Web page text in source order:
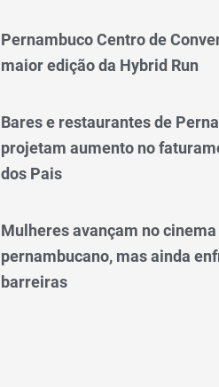
Pernambuco Centro de
maior edição da Hybrid Run
Bares e restaurantes de
projetam aumento no
dos Pais
Mulheres avançam no cinema
pernambucano, mas ainda
barreiras